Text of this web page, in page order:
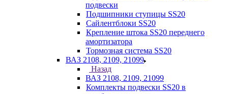
подвески
Подшипники ступицы SS20
Сайлентблоки SS20
Крепление штока SS20 переднего
амортизатора
Тормозная система SS20
ВАЗ 2108, 2109, 21099
Назад
ВАЗ 2108, 2109, 21099
Комплекты подвески SS20 в